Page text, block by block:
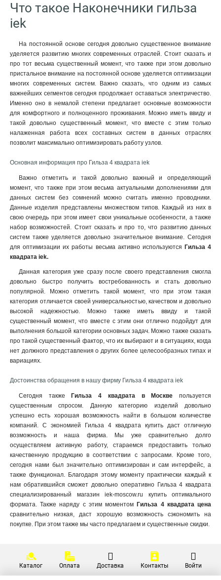
Что такое Наконечники гильза
iek
На постоянной основе сегодня довольно существенное внимание
уделяется развитию многих современных отраслей. Стоит сказать и
про тот весьма существенный момент, что также при этом довольно
пристальное внимание на постоянной основе уделяется оптимизации
многих современных систем. Важно сказать, что одним из самых
важнейших сегментов сегодня продолжает оставаться электричество.
Именно оно в немалой степени предлагает основные возможности
для комфортного и полноценного проживания. Можно иметь ввиду и
такой довольно существенный момент, что вместе с этим только
налаженная работа всех составных систем в данных отраслях
позволит максимально оптимизировать работу узлов.
Основная информация про Гильза 4 квадрата iek
Важно отметить и такой довольно важный и определяющий
момент, что также при этом весьма актуальными дополнениями для
данных систем без сомнений можно считать именно проводники.
Данные изделия представлены множеством типов. Каждый из них в
свою очередь при этом имеет свои уникальные особенности, а также
набор возможностей. Стоит сказать и про то, что развитию данных
систем также уделяется довольно значительное внимание. Сегодня
для оптимизации их работы весьма активно используются Гильза 4
квадрата iek.
Данная категория уже сразу после своего представления смогла
довольно быстро получить востребованность и стать довольно
популярной. Можно отметить такой момент, что при этом такая
категория отличается своей универсальностью, качеством и довольно
высокой надежностью. Можно также иметь ввиду и такой
существенный момент, что вместе с этим они отлично подойдут для
выполнения большой категории основных задач. Можно также сказать
про такой существенный фактор, что их выбирают и в ситуациях, когда
нет должного представления о других более целесообразных типах и
вариациях.
Достоинства обращения в нашу фирму Гильза 4 квадрата iek
Сегодня также Гильза 4 квадрата в Москве пользуется
существенным спросом. Данную категорию изделий довольно
успешно есть хорошая возможность найти в большом количестве
компаний. С экономией Гильза 4 квадрата купить даст отличную
возможность и наша фирма. Мы уже сравнительно долго
осуществляем активную работу, стараемся предоставить только
качественную продукцию в соответствии с запросами. Кроме того,
сегодня нами был значительно оптимизирован и сам интерфейс, а
также функционал. Благодаря этому моменту практически каждый к
нам обратившийся сможет довольно оперативно Гильза 4 квадрата
специализированный магазин iek-moscow.ru купить оптимального
формата. Также наряду с этим моментом Гильза 4 квадрата цена
сравнительно низкая, даст хорошую возможность сэкономить на
покупке. При этом также мы часто предлагаем и существенные скидки.
Каталог Оплата Доставка Контакты Войти